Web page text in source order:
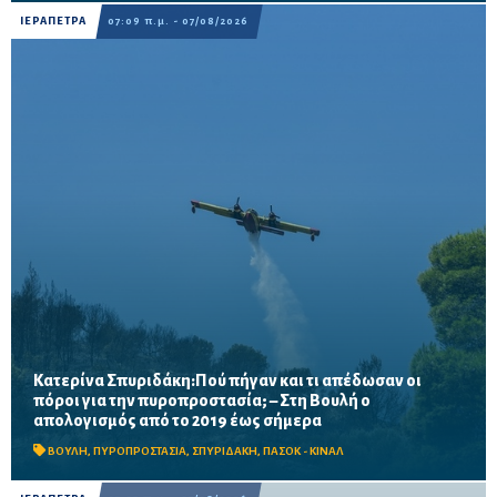
ΙΕΡΑΠΕΤΡΑ 07:09 π.μ. - 07/08/2026
Κατερίνα Σπυριδάκη:Πού πήγαν και τι απέδωσαν οι
πόροι για την πυροπροστασία; – Στη Βουλή ο
απολογισμός από το 2019 έως σήμερα
ΒΟΥΛΗ, ΠΥΡΟΠΡΟΣΤΑΣΙΑ, ΣΠΥΡΙΔΑΚΗ, ΠΑΣΟΚ - ΚΙΝΑΛ
Το ΠΑΣΟΚ ζητά πλήρη απολογισμό των χρηματοδοτήσεων από
το 2019, στοιχεία για τα προγράμματα «ΑΙΓΙΣ» και AntiNero,
καθώς και απαντήσεις για προσωπικό, οχήματα, ε...